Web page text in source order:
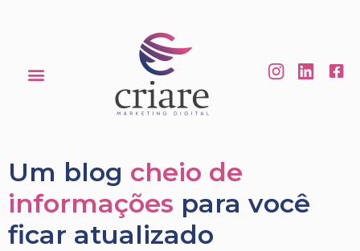
Um blog cheio de
informações para você
ficar atualizado